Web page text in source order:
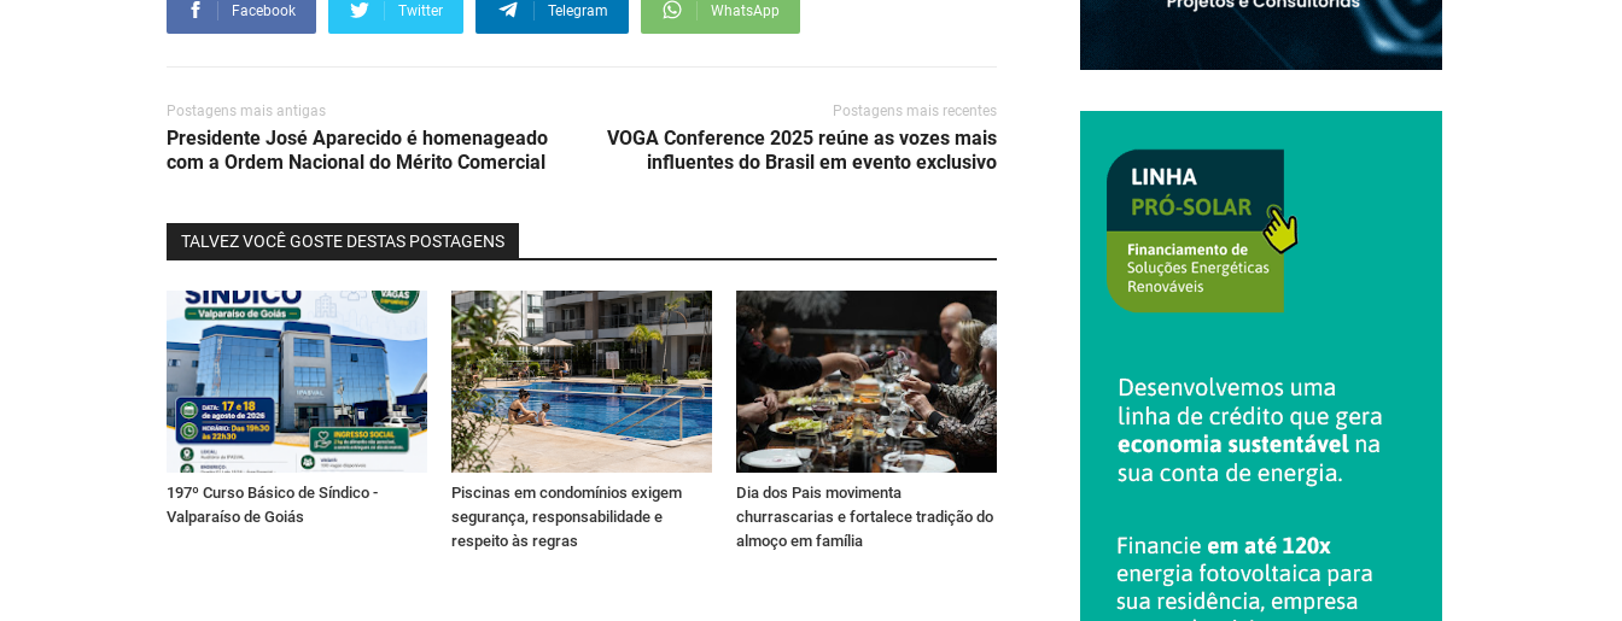
Facebook Twitter Telegram WhatsApp
Postagens mais antigas
Presidente José Aparecido é homenageado
com a Ordem Nacional do Mérito Comercial
Postagens mais recentes
VOGA Conference 2025 reúne as vozes mais
influentes do Brasil em evento exclusivo
TALVEZ VOCÊ GOSTE DESTAS POSTAGENS
197º Curso Básico de Síndico -
Valparaíso de Goiás
Piscinas em condomínios exigem
segurança, responsabilidade e
respeito às regras
Dia dos Pais movimenta
churrascarias e fortalece tradição do
almoço em família